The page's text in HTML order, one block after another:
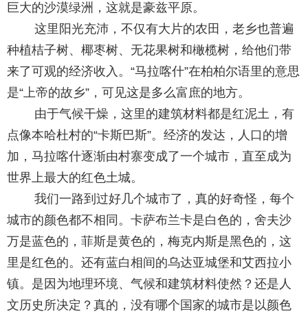
巨大的沙漠绿洲，这就是豪兹平原。
这里阳光充沛，不仅有大片的农田，老乡也普遍
种植桔子树、椰枣树、无花果树和橄榄树，给他们带
来了可观的经济收入。“马拉喀什”在柏柏尔语里的意思
是“上帝的故乡”，可见这是多么富庶的地方。
由于气候干燥，这里的建筑材料都是红泥土，有
点像本哈杜村的“卡斯巴斯”。经济的发达，人口的增
加，马拉喀什逐渐由村寨变成了一个城市，直至成为
世界上最大的红色土城。
我们一路到过好几个城市了，真的好奇怪，每个
城市的颜色都不相同。卡萨布兰卡是白色的，舍夫沙
万是蓝色的，菲斯是黄色的，梅克内斯是黑色的，这
里是红色的。还有蓝白相间的乌达亚城堡和艾西拉小
镇。是因为地理环境、气候和建筑材料使然？还是人
文历史所决定？真的，没有哪个国家的城市是以颜色